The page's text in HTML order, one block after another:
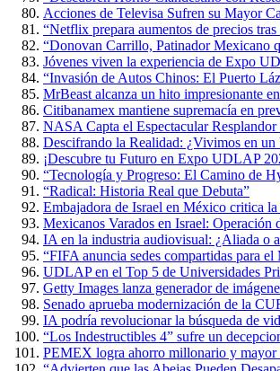
Acciones de Televisa Sufren su Mayor
“Netflix prepara aumentos de precios
“Donovan Carrillo, Patinador Mexicano
Jóvenes viven la experiencia de Expo
“Invasión de Autos Chinos: El Puerto
MrBeast alcanza un hito impresionante
Citibanamex mantiene supremacía en
NASA Capta el Espectacular
Descifrando la Realidad: ¿Vivimos en
¡Descubre tu Futuro en Expo UDLAP
“Tecnología y Progreso: El Camino de
“Radical: Historia Real que Debuta”
Embajadora de Israel en México critica
Mexicanos Varados en Israel: Operación
IA en la industria audiovisual: ¿Aliada o
“FIFA anuncia sedes compartidas para
UDLAP en el Top 5 de Universidades
Getty Images lanza generador de
Senado aprueba modernización de la
IA podría revolucionar la búsqueda de
“Los Indestructibles 4” sufre un
PEMEX logra ahorro millonario y mayor